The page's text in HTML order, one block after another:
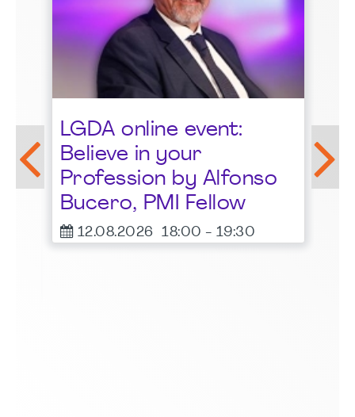
LGDA online event:
Believe in your
Profession by Alfonso
Bucero, PMI Fellow
12.08.2026 18:00 - 19:30